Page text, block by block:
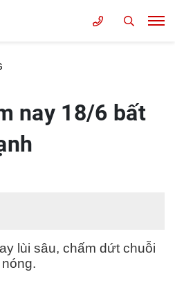
nay 18/6 bất
lùi sâu, chấm dứt chuỗi